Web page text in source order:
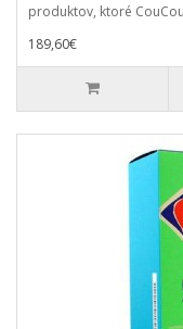
produktov, ktoré
189,60€